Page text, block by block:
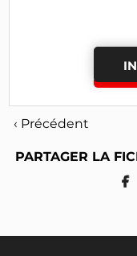
‹ Précédent
PARTAGER LA